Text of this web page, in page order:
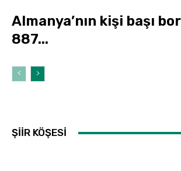
Almanya’nın kişi başı
887...
ŞİİR KÖŞESİ